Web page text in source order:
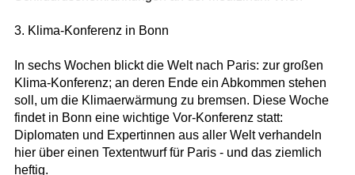
3. Klima-Konferenz in Bonn
In sechs Wochen blickt die Welt nach Paris: zur großen
Klima-Konferenz; an deren Ende ein Abkommen stehen
soll, um die Klimaerwärmung zu bremsen. Diese Woche
findet in Bonn eine wichtige Vor-Konferenz statt:
Diplomaten und Expertinnen aus aller Welt verhandeln
hier über einen Textentwurf für Paris - und das ziemlich
heftig.